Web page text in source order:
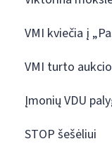
VMI kviečia į
VMI turto
Įmonių VDU
STOP šešėliui